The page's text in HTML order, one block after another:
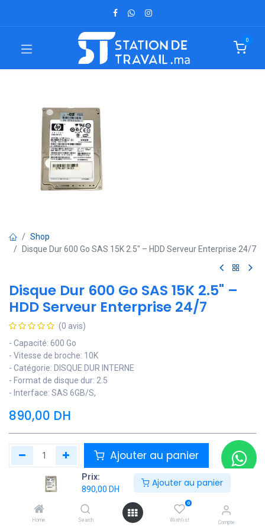
Prix:
890,00 DH
Ajouter au panier
Home Search
0
Wishlist Compte
0
Shop
Disque Dur 600 Go SAS 15K 2.5" – HDD Serveur Enterprise 24/7
Disque Dur 600 Go SAS 15K 2.5" –
HDD Serveur Enterprise 24/7
(0 avis)
- Capacité: 600 Go
- Vitesse de broche: 10K
- Catégorie: DISQUE DUR INTERNE
- Format de disque dur: 2.5
- Interface: SAS 6GB/S,
890,00 DH
Ajouter au panier
Ajouter à la liste de souhaits
Contactez Nous